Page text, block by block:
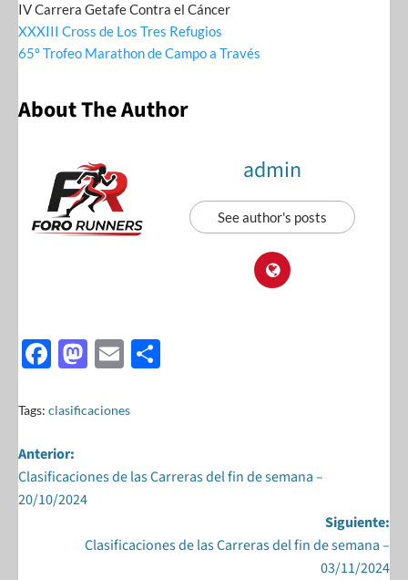
IV Carrera Getafe Contra el Cáncer
XXXIII Cross de Los Tres Refugios
65º Trofeo Marathon de Campo a Través
About The Author
admin
See author's posts
F
e
b
o
o
M
to
o
E
ail
Tags: clasificaciones
Anterior:
Clasificaciones de las Carreras del fin de semana –
20/10/2024
Siguiente:
Clasificaciones de las Carreras del fin de semana –
03/11/2024